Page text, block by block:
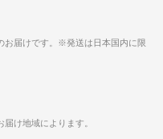
お届けです。※発送は日本国内に限
け地域によります。